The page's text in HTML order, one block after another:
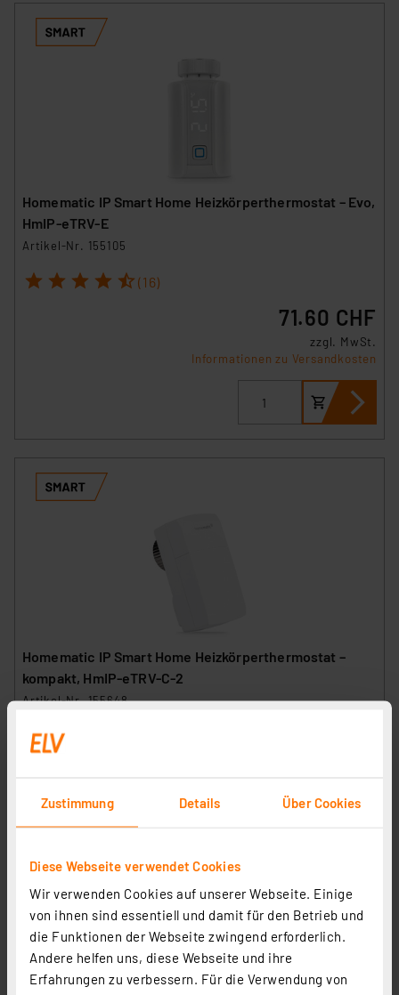
Zustimmung Details Über Cookies
Diese Webseite verwendet Cookies
Wir verwenden Cookies auf unserer Webseite. Einige
von ihnen sind essentiell und damit für den Betrieb und
die Funktionen der Webseite zwingend erforderlich.
Andere helfen uns, diese Webseite und ihre
Erfahrungen zu verbessern. Für die Verwendung von
Homematic IP Smart Home Heizkörperthermostat – Evo,
HmIP-eTRV-E
Artikel-Nr. 155105
1 2 3 4 5 (16)
71.60 CHF
zzgl. MwSt.
Informationen zu Versandkosten
Homematic IP Smart Home Heizkörperthermostat –
kompakt, HmIP-eTRV-C-2
Artikel-Nr. 155648
2
zzgl. MwSt.